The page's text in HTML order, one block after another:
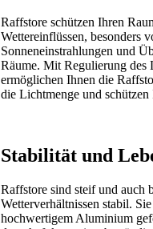
Raffstore schützen Ihren
Wettereinflüssen, besonders
Sonneneinstrahlungen und
Räume. Mit Regulierung des
ermöglichen Ihnen die
die Lichtmenge und schützen
Stabilität und
Raffstore sind steif und auch
Wetterverhältnissen stabil.
hochwertigem Aluminium